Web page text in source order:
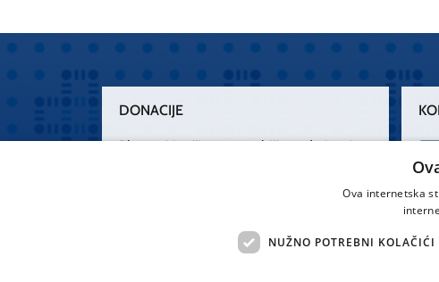
DONACIJE
Plemenitim činom nesebičnog darivanja
„Zarazimo“ se dobrotom, donirajmo odOva internetska
NUŽNO POTREBNI KOLAČIĆI